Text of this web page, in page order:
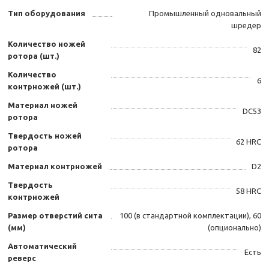
Тип оборудования
Промышленный одновальный
шредер
Количество ножей
ротора (шт.)
82
Количество
контрножей (шт.)
6
Материал ножей
ротора
DC53
Твердость ножей
ротора
62 HRC
Материал контрножей D2
Твердость
контрножей
58 HRC
Размер отверстий сита
(мм)
100 (в стандартной комплектации), 60
(опционально)
Автоматический
реверс
Есть